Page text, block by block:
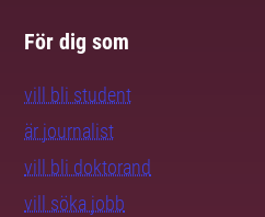
För dig som
vill bli student
är journalist
vill bli doktorand
vill söka jobb